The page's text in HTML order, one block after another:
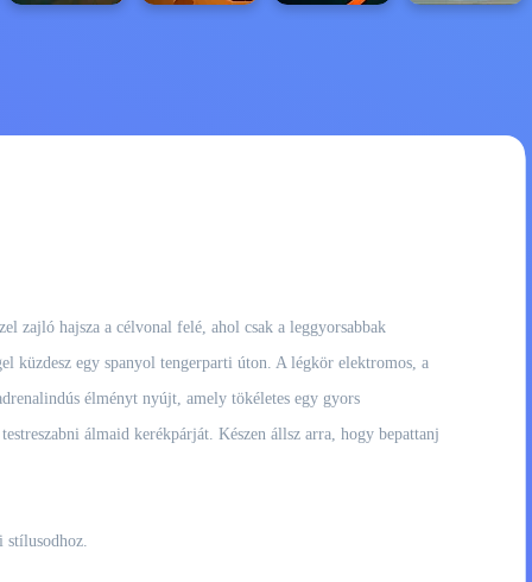
zajló hajsza a célvonal felé, ahol csak a leggyorsabbak
küzdesz egy spanyol tengerparti úton. A légkör elektromos, a
élményt nyújt, amely tökéletes egy gyors
álmaid kerékpárját. Készen állsz arra, hogy bepattanj
stílusodhoz.